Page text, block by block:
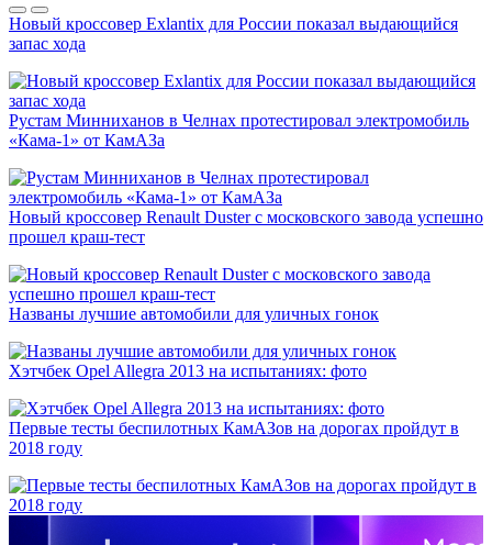
Новый кроссовер Exlantix для России показал выдающийся
запас хода
Рустам Минниханов в Челнах протестировал электромобиль
«Кама-1» от КамАЗа
Новый кроссовер Renault Duster с московского завода успешно
прошел краш-тест
Названы лучшие автомобили для уличных гонок
Хэтчбек Opel Allegra 2013 на испытаниях: фото
Первые тесты беспилотных КамАЗов на дорогах пройдут в
2018 году